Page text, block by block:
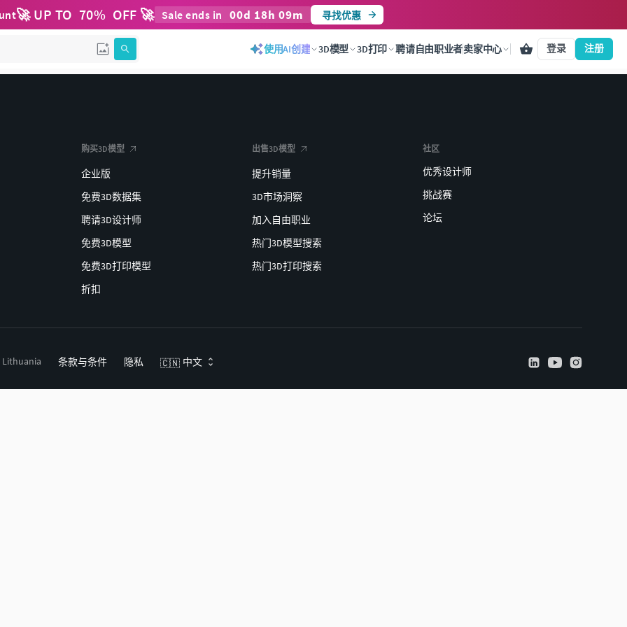
🚀 UP TO 70% OFF 🚀 Sale ends in 00d 18h 09m 寻找优惠
使用AI创建 3D模型 3D打印 聘请自由职业者卖家中心 登录 注册
购买3D模型
企业版
免费3D数据集
聘请3D设计师
免费3D模型
免费3D打印模型
折扣
出售3D模型
提升销量
3D市场洞察
加入自由职业
热门3D模型搜索
热门3D打印搜索
社区
优秀设计师
挑战赛
论坛
Lithuania 条款与条件 隐私 🇨🇳 中文